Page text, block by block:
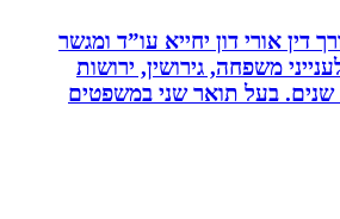
אורי דון יחייא עו”ד ומגשר
משפחה, גירושין, ירושות
מעל 15 שנים. בעל תואר שני במשפטים